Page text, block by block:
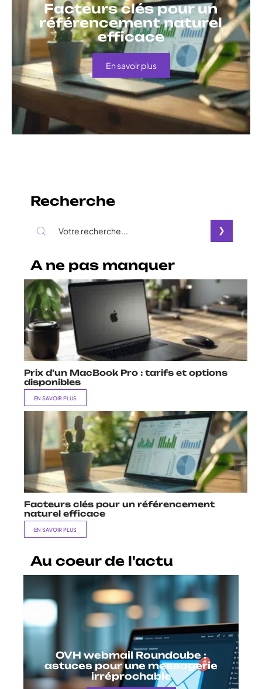
Facteurs clés pour un
référencement naturel
efficace
En savoir plus
Recherche
A ne pas manquer
Prix d’un MacBook Pro : tarifs et options
disponibles
EN SAVOIR PLUS
Facteurs clés pour un référencement
naturel efficace
EN SAVOIR PLUS
Au coeur de l'actu
OVH webmail Roundcube :
astuces pour une messagerie
irréprochable